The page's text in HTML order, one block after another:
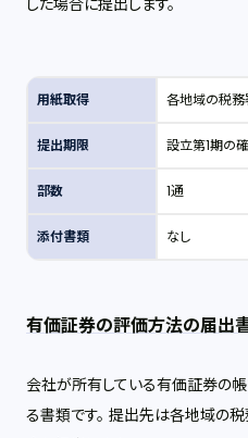
した場合に提出します。
用紙取得 各地域の税務
提出期限 設立第1期の
部数 1通
添付書類 なし
有価証券の評価方法の届出
会社が所有している有価証券の
る書類です。 提出先は各地域の